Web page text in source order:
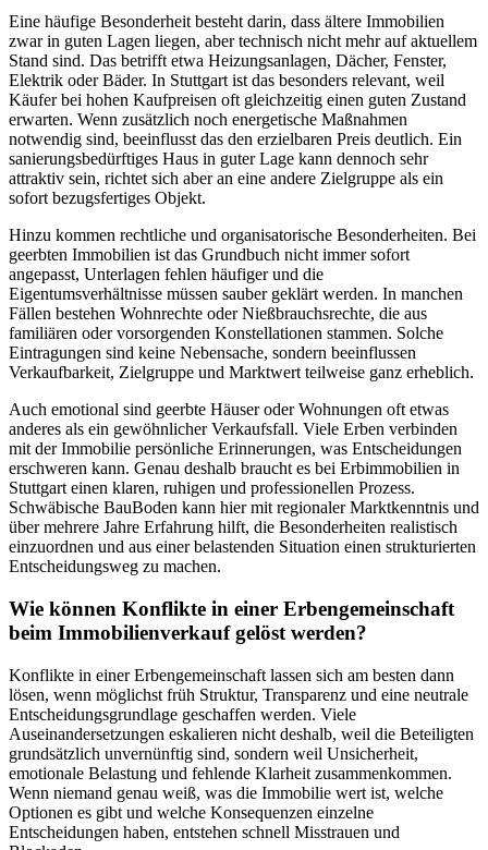
Eine häufige Besonderheit besteht darin, dass ältere Immobilien
zwar in guten Lagen liegen, aber technisch nicht mehr auf aktuellem
Stand sind. Das betrifft etwa Heizungsanlagen, Dächer, Fenster,
Elektrik oder Bäder. In Stuttgart ist das besonders relevant, weil
Käufer bei hohen Kaufpreisen oft gleichzeitig einen guten Zustand
erwarten. Wenn zusätzlich noch energetische Maßnahmen
notwendig sind, beeinflusst das den erzielbaren Preis deutlich. Ein
sanierungsbedürftiges Haus in guter Lage kann dennoch sehr
attraktiv sein, richtet sich aber an eine andere Zielgruppe als ein
sofort bezugsfertiges Objekt.
Hinzu kommen rechtliche und organisatorische Besonderheiten. Bei
geerbten Immobilien ist das Grundbuch nicht immer sofort
angepasst, Unterlagen fehlen häufiger und die
Eigentumsverhältnisse müssen sauber geklärt werden. In manchen
Fällen bestehen Wohnrechte oder Nießbrauchsrechte, die aus
familiären oder vorsorgenden Konstellationen stammen. Solche
Eintragungen sind keine Nebensache, sondern beeinflussen
Verkaufbarkeit, Zielgruppe und Marktwert teilweise ganz erheblich.
Auch emotional sind geerbte Häuser oder Wohnungen oft etwas
anderes als ein gewöhnlicher Verkaufsfall. Viele Erben verbinden
mit der Immobilie persönliche Erinnerungen, was Entscheidungen
erschweren kann. Genau deshalb braucht es bei Erbimmobilien in
Stuttgart einen klaren, ruhigen und professionellen Prozess.
Schwäbische BauBoden kann hier mit regionaler Marktkenntnis und
über mehrere Jahre Erfahrung hilft, die Besonderheiten realistisch
einzuordnen und aus einer belastenden Situation einen strukturierten
Entscheidungsweg zu machen.
Wie können Konflikte in einer Erbengemeinschaft
beim Immobilienverkauf gelöst werden?
Konflikte in einer Erbengemeinschaft lassen sich am besten dann
lösen, wenn möglichst früh Struktur, Transparenz und eine neutrale
Entscheidungsgrundlage geschaffen werden. Viele
Auseinandersetzungen eskalieren nicht deshalb, weil die Beteiligten
grundsätzlich unvernünftig sind, sondern weil Unsicherheit,
emotionale Belastung und fehlende Klarheit zusammenkommen.
Wenn niemand genau weiß, was die Immobilie wert ist, welche
Optionen es gibt und welche Konsequenzen einzelne
Entscheidungen haben, entstehen schnell Misstrauen und